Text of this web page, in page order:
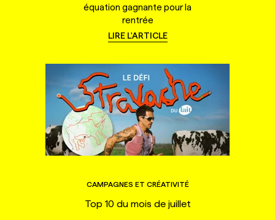
équation gagnante pour la
rentrée
LIRE L'ARTICLE
CAMPAGNES ET CRÉATIVITÉ
Top 10 du mois de juillet